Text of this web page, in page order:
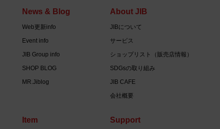
News & Blog
Web更新info
Event info
JIB Group info
SHOP BLOG
MR.Jiblog
About JIB
JIBについて
サービス
ショップリスト（販売店情報）
SDGsの取り組み
JIB CAFE
会社概要
Item Support